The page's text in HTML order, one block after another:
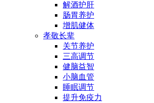
解酒护肝
肠胃养护
增肌健体
孝敬长辈
关节养护
三高调节
健脑益智
小脑血管
睡眠调节
提升免疫力